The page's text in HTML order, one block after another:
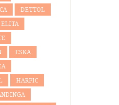
DETTOL
ELITA
ESKA
HARPIC